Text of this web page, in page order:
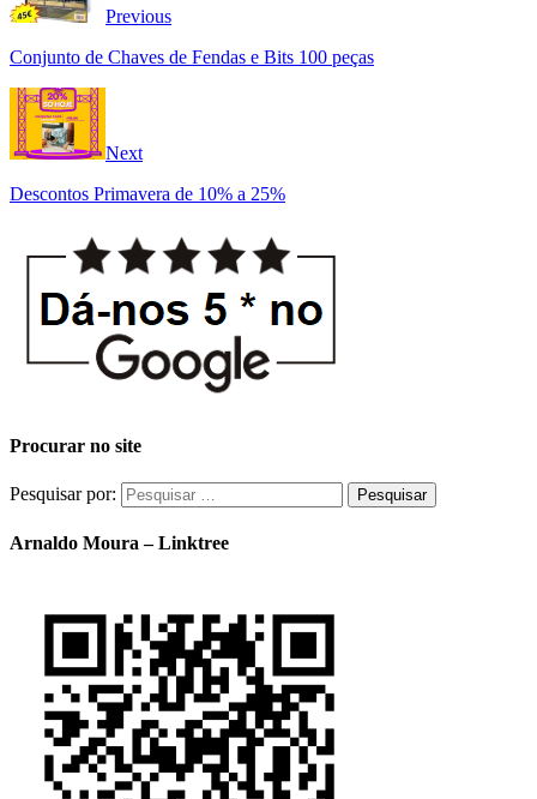
Previous
Conjunto de Chaves de Fendas e Bits 100 peças
Next
Descontos Primavera de 10% a 25%
Procurar no site
Pesquisar por:
Arnaldo Moura – Linktree